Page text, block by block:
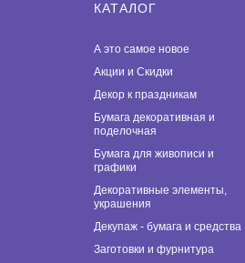
КАТАЛОГ
А это самое новое
Акции и Скидки
Декор к праздникам
Бумага декоративная и
поделочная
Бумага для живописи и
графики
Декоративные элементы,
украшения
Декупаж - бумага и средства
Заготовки и фурнитура